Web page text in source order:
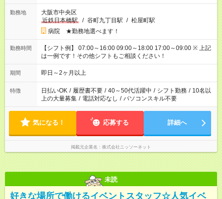
勤務地
大阪市中央区
近鉄日本橋駅
/ 谷町九丁目駅 / 松屋町駅
病院 ★勤務地選べます！
勤務時間
【シフト例】 07:00～16:00 09:00～18:00 17:00～09:00 ※ 上記
は一例です！その他シフトもご相談ください！
期間 即日～2ヶ月以上
特徴 日払いOK / 履歴書不要 / 40～50代活躍中 / シフト勤務 / 10名以
上の大量募集 / 電話対応なし / パソコンスキル不要
気になる！ 応募する 詳細へ
掲載元企業名 株式会社ニッソーネット
未読
好きな場所で働けるイベントスタッフ☆人気イベ